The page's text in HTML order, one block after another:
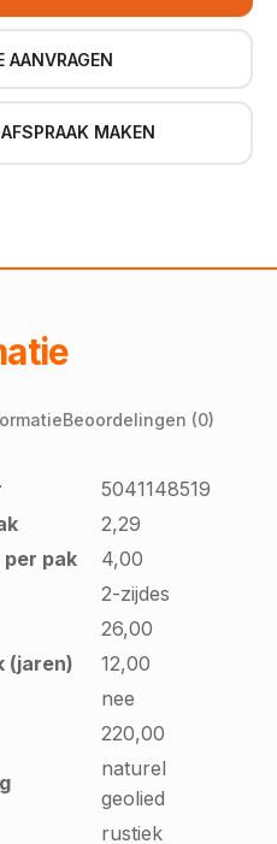
AANVRAGEN
MAKEN
Beoordelingen (0)
5041148519
2,29
pak
4,00
2-zijdes
26,00
(jaren)
12,00
nee
220,00
naturel
geolied
rustiek